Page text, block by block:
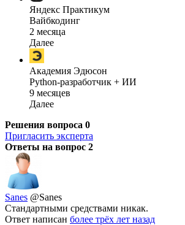
Яндекс Практикум
Вайбкодинг
2 месяца
Далее
Академия Эдюсон
Python-разработчик + ИИ
9 месяцев
Далее
Решения вопроса 0
Пригласить эксперта
Ответы на вопрос 2
Sanes @Sanes
Стандартными средствами никак.
Ответ написан более трёх лет назад